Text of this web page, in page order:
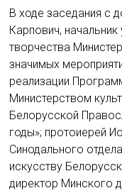
В ходе заседания с
Карпович,
творчества
значимых
реализации
Министерством
Белорусской
годы»; протоиерей
Синодального
искусству
директор Минского